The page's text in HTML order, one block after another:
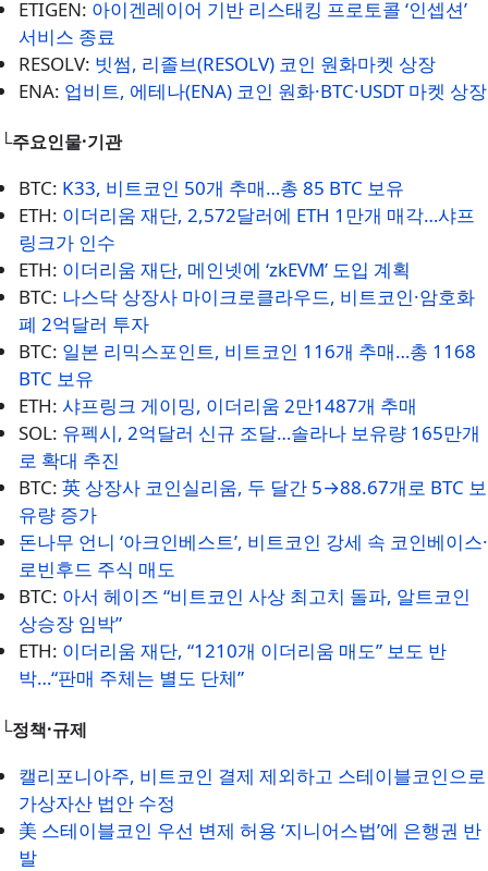
ETIGEN: 아이겐레이어 기반 리스태킹 프로토콜 ‘인셉션’
서비스 종료
RESOLV: 빗썸, 리졸브(RESOLV) 코인 원화마켓 상장
ENA: 업비트, 에테나(ENA) 코인 원화·BTC·USDT 마켓 상장
└주요인물·기관
BTC: K33, 비트코인 50개 추매…총 85 BTC 보유
ETH: 이더리움 재단, 2,572달러에 ETH 1만개 매각…샤프
링크가 인수
ETH: 이더리움 재단, 메인넷에 ‘zkEVM’ 도입 계획
BTC: 나스닥 상장사 마이크로클라우드, 비트코인·암호화
폐 2억달러 투자
BTC: 일본 리믹스포인트, 비트코인 116개 추매…총 1168
BTC 보유
ETH: 샤프링크 게이밍, 이더리움 2만1487개 추매
SOL: 유펙시, 2억달러 신규 조달…솔라나 보유량 165만개
로 확대 추진
BTC: 英 상장사 코인실리움, 두 달간 5→88.67개로 BTC 보
유량 증가
돈나무 언니 ‘아크인베스트’, 비트코인 강세 속 코인베이스·
로빈후드 주식 매도
BTC: 아서 헤이즈 “비트코인 사상 최고치 돌파, 알트코인
상승장 임박”
ETH: 이더리움 재단, “1210개 이더리움 매도” 보도 반
박…“판매 주체는 별도 단체”
└정책·규제
캘리포니아주, 비트코인 결제 제외하고 스테이블코인으로
가상자산 법안 수정
美 스테이블코인 우선 변제 허용 ‘지니어스법’에 은행권 반
발